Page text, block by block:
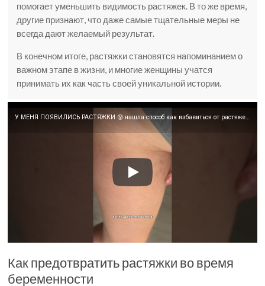
помогает уменьшить видимость растяжек. В то же время,
другие признают, что даже самые тщательные меры не
всегда дают желаемый результат.
В конечном итоге, растяжки становятся напоминанием о
важном этапе в жизни, и многие женщины учатся
принимать их как часть своей уникальной истории.
У МЕНЯ ПОЯВИЛИСЬ РАСТЯЖКИ 😰 нашла способ как избавиться от растяжек 🥹 арт: 96642998
Как предотвратить растяжки во время
беременности